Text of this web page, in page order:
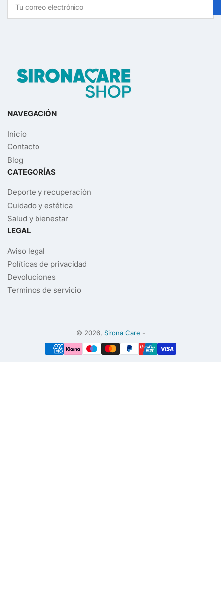
correo
electrónico
NAVEGACIÓN
Inicio
Contacto
Blog
CATEGORÍAS
Deporte y recuperación
Cuidado y estética
Salud y bienestar
LEGAL
Aviso legal
Políticas de privacidad
Devoluciones
Terminos de servicio
© 2026, Sirona Care -
Modalidades
de